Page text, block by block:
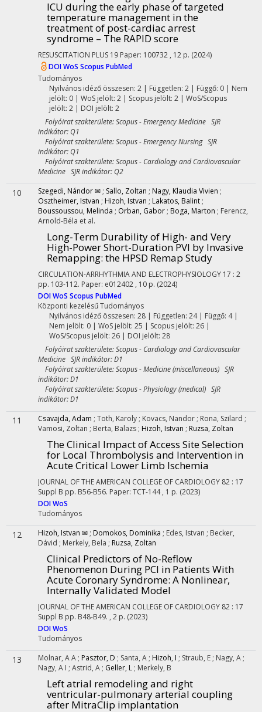
ICU during the early phase of targeted
temperature management in the
treatment of post-cardiac arrest
syndrome – The RAPID score
RESUSCITATION PLUS 19 Paper: 100732 , 12 p. (2024)
DOIWoS Scopus PubMed
Tudományos
Nyilvános idéző összesen: 2| Független: 2 | Függő: 0 | Nem
jelölt: 0 | WoS jelölt: 2 | Scopus jelölt: 2 | WoS/Scopus
jelölt: 2 | DOI jelölt: 2
Folyóirat szakterülete: Scopus - Emergency Medicine SJR
indikátor: Q1
Folyóirat szakterülete: Scopus - Emergency Nursing SJR
indikátor: Q1
Folyóirat szakterülete: Scopus - Cardiology and Cardiovascular
Medicine SJR indikátor: Q2
10 Szegedi, Nándor ✉ ; Sallo, Zoltan ; Nagy, Klaudia Vivien ;
Osztheimer, Istvan ; Hizoh, Istvan ; Lakatos, Balint ;
Boussoussou, Melinda ; Orban, Gabor ; Boga, Marton ; Ferencz,
Arnold-Béla et al.
Long-Term Durability of High- and Very
High-Power Short-Duration PVI by Invasive
Remapping: the HPSD Remap Study
CIRCULATION-ARRHYTHMIA AND ELECTROPHYSIOLOGY 17 : 2
pp. 103-112. Paper: e012402 , 10 p. (2024)
DOIWoS Scopus PubMed
Központi kezelésűTudományos
Nyilvános idéző összesen: 28| Független: 24 | Függő: 4 |
Nem jelölt: 0 | WoS jelölt: 25 | Scopus jelölt: 26 |
WoS/Scopus jelölt: 26 | DOI jelölt: 28
Folyóirat szakterülete: Scopus - Cardiology and Cardiovascular
Medicine SJR indikátor: D1
Folyóirat szakterülete: Scopus - Medicine (miscellaneous) SJR
indikátor: D1
Folyóirat szakterülete: Scopus - Physiology (medical) SJR
indikátor: D1
11 Csavajda, Adam ; Toth, Karoly ; Kovacs, Nandor ; Rona, Szilard ;
Vamosi, Zoltan ; Berta, Balazs ; Hizoh, Istvan ; Ruzsa, Zoltan
The Clinical Impact of Access Site Selection
for Local Thrombolysis and Intervention in
Acute Critical Lower Limb Ischemia
JOURNAL OF THE AMERICAN COLLEGE OF CARDIOLOGY 82 : 17
Suppl B pp. B56-B56. Paper: TCT-144 , 1 p. (2023)
DOIWoS
Tudományos
12 Hizoh, Istvan ✉ ; Domokos, Dominika ; Edes, Istvan ; Becker,
Dávid ; Merkely, Bela ; Ruzsa, Zoltan
Clinical Predictors of No-Reflow
Phenomenon During PCI in Patients With
Acute Coronary Syndrome: A Nonlinear,
Internally Validated Model
JOURNAL OF THE AMERICAN COLLEGE OF CARDIOLOGY 82 : 17
Suppl B pp. B48-B49. , 2 p. (2023)
DOIWoS
Tudományos
13 Molnar, A A ; Pasztor, D ; Santa, A ; Hizoh, I ; Straub, E ; Nagy, A ;
Nagy, A I ; Astrid, A ; Geller, L ; Merkely, B
Left atrial remodeling and right
ventricular-pulmonary arterial coupling
after MitraClip implantation